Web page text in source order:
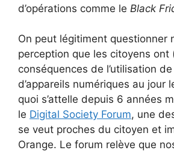
d’opérations comme le Black
On peut légitiment questionner
perception que les citoyens ont
conséquences de l’utilisation
d’appareils numériques au jour
quoi s’attelle depuis 6 années
le Digital Society Forum, une
se veut proches du citoyen et
Orange. Le forum relève que